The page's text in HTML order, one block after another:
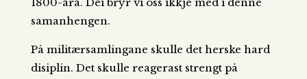
samanhengen.
På militærsamlingane skulle det herske hard
disiplin. Det skulle reagerast strengt på